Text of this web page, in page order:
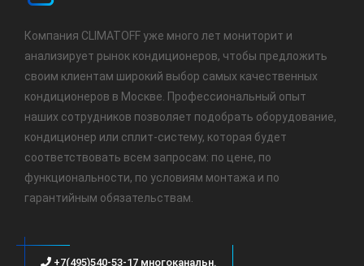
Компания CLIMATOFF уже много лет мониторит и
анализирует рынок кондиционеров, чтобы предложить
своим клиентам широкий выбор самых качественных
кондиционеров в Москве. Профессиональный опыт
наших сотрудников позволяет подобрать оборудование,
кондиционер или сплит-систему, которая будет
соответствовать всем запросам: по цене, по
функциональности, по условиям монтажа и по
гарантийным обязательствам.
+7(495)540-53-17 многоканальн.